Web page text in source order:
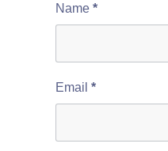
Name *
Email *